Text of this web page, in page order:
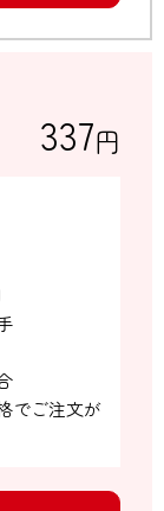
337円
でご注文が